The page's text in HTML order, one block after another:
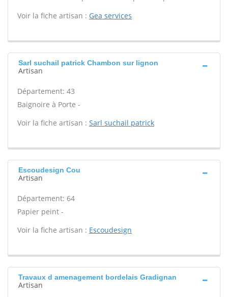
Voir la fiche artisan : Gea services
Sarl suchail patrick Chambon sur lignon
Artisan
Département: 43
Baignoire à Porte -
Voir la fiche artisan : Sarl suchail patrick
Escoudesign Cou
Artisan
Département: 64
Papier peint -
Voir la fiche artisan : Escoudesign
Travaux d amenagement bordelais Gradignan
Artisan